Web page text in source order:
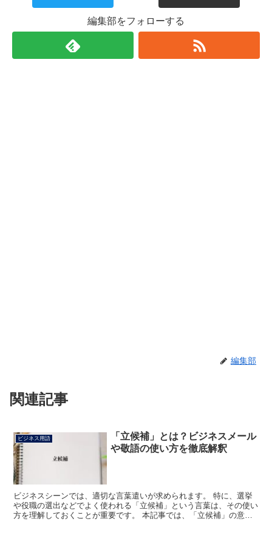
編集部をフォローする
編集部
関連記事
ビジネス用語
「立候補」とは？ビジネスメール
や敬語の使い方を徹底解釈
ビジネスシーンでは、適切な言葉遣いが求められます。 特に、選挙
や役職の選出などでよく使われる「立候補」という言葉は、その使い
方を理解しておくことが重要です。 本記事では、「立候補」の意味